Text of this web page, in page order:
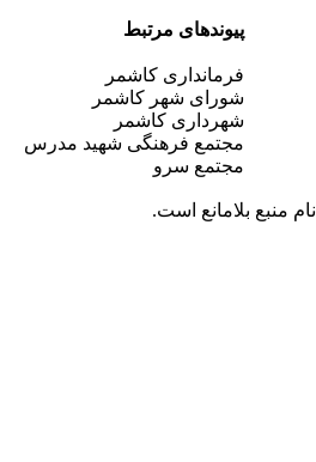
پیوندهای مرتبط
فرمانداری کاشمر
شورای شهر کاشمر
شهرداری کاشمر
مجتمع فرهنگی شهید مدرس
مجتمع سرو
منبع بلامانع است.